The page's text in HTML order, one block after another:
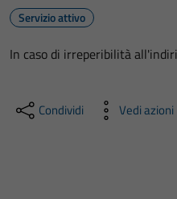
Servizio attivo
In caso di irreperibilità
Condividi Vedi azioni